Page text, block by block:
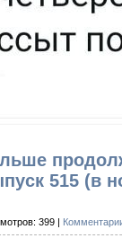
515 (в
399 |